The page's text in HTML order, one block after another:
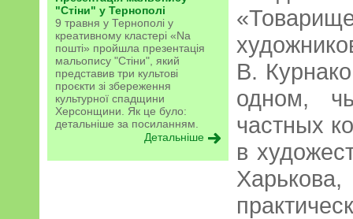
"Стіни" у Тернополі
9 травня у Тернополі у
креативному кластері «Na
пошті» пройшла презентація
мальопису "Стіни", який
представив три культові
проєкти зі збереження
культурної спадщини
Херсонщини. Як це було:
детальніше за посиланням.
Детальніше
В.
одном,
частных
в